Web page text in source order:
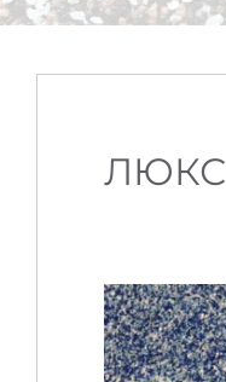
ЛЮКС